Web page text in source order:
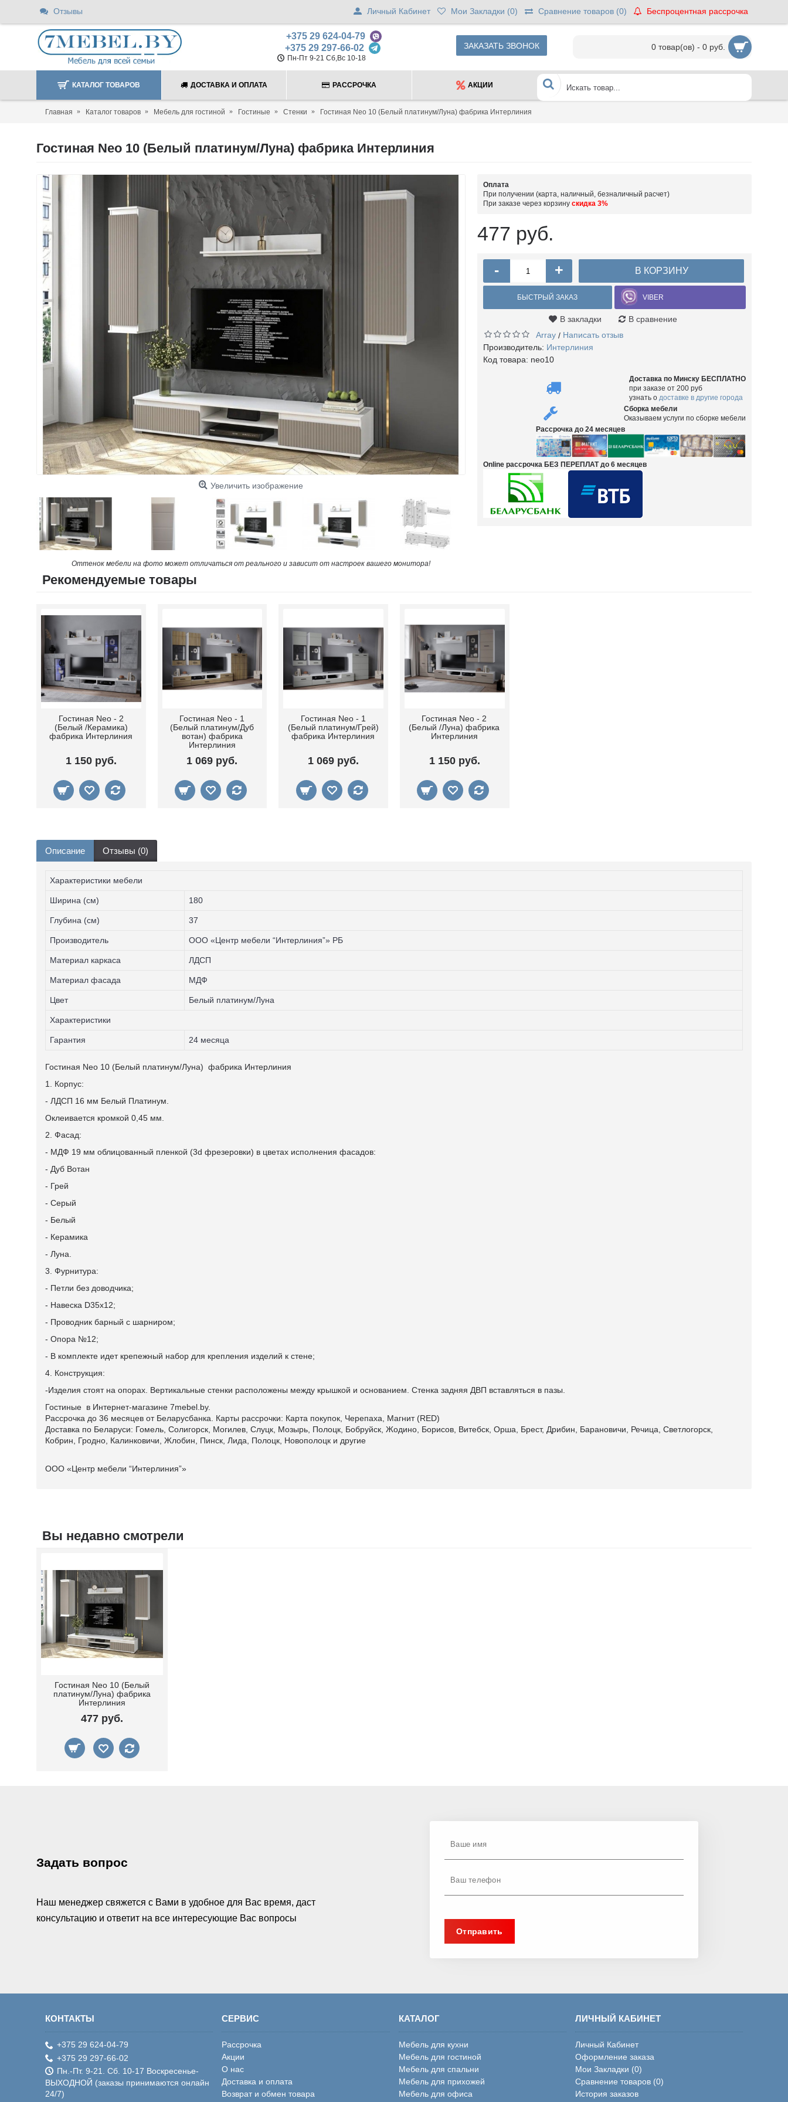
Отзывы Личный Кабинет Мои Закладки (0) Сравнение товаров (0) Беспроцентная рассрочка
+375 29 624-04-79
+375 29 297-66-02
Пн-Пт 9-21 Сб,Вс 10-18
ЗАКАЗАТЬ ЗВОНОК 0 товар(ов) - 0 руб.
КАТАЛОГ ТОВАРОВ ДОСТАВКА И ОПЛАТА РАССРОЧКА АКЦИИ
Главная Каталог товаров Мебель для гостиной Гостиные Стенки Гостиная Neo 10 (Белый платинум/Луна) фабрика Интерлиния
Гостиная Neo 10 (Белый платинум/Луна) фабрика Интерлиния
Увеличить изображение
Оттенок мебели на фото может отличаться от реального и зависит от настроек вашего монитора!
Оплата
При получении (карта, наличный, безналичный расчет)
При заказе через корзину скидка 3%
477 руб.
- + В КОРЗИНУ
БЫСТРЫЙ ЗАКАЗ VIBER
В закладки
В сравнение
Array / Написать отзыв
Производитель: Интерлиния
Код товара: neo10
Доставка по Минску БЕСПЛАТНО
при заказе от 200 руб
узнать о доставке в другие города
Сборка мебели
Оказываем услуги по сборке мебели
Рассрочка до 24 месяцев
Online рассрочка БЕЗ ПЕРЕПЛАТ до 6 месяцев
Рекомендуемые товары
Гостиная Neo - 2
(Белый /Керамика)
фабрика Интерлиния
1 150 руб.
Гостиная Neo - 1
(Белый платинум/Дуб
вотан) фабрика
Интерлиния
1 069 руб.
Гостиная Neo - 1
(Белый платинум/Грей)
фабрика Интерлиния
1 069 руб.
Гостиная Neo - 2
(Белый /Луна) фабрика
Интерлиния
1 150 руб.
Описание Отзывы (0)
Характеристики мебели
Ширина (см) 180
Глубина (см) 37
Производитель ООО «Центр мебели “Интерлиния”» РБ
Материал каркаса ЛДСП
Материал фасада МДФ
Цвет Белый платинум/Луна
Характеристики
Гарантия 24 месяца
Гостиная Neo 10 (Белый платинум/Луна) фабрика Интерлиния
1. Корпус:
- ЛДСП 16 мм Белый Платинум.
Оклеивается кромкой 0,45 мм.
2. Фасад:
- МДФ 19 мм облицованный пленкой (3d фрезеровки) в цветах исполнения фасадов:
- Дуб Вотан
- Грей
- Серый
- Белый
- Керамика
- Луна.
3. Фурнитура:
- Петли без доводчика;
- Навеска D35x12;
- Проводник барный с шарниром;
- Опора №12;
- В комплекте идет крепежный набор для крепления изделий к стене;
4. Конструкция:
-Изделия стоят на опорах. Вертикальные стенки расположены между крышкой и основанием. Стенка задняя ДВП вставляться в пазы.
Гостиные в Интернет-магазине 7mebel.by.
Рассрочка до 36 месяцев от Беларусбанка. Карты рассрочки: Карта покупок, Черепаха, Магнит (RED)
Доставка по Беларуси: Гомель, Солигорск, Могилев, Слуцк, Мозырь, Полоцк, Бобруйск, Жодино, Борисов, Витебск, Орша, Брест, Дрибин, Барановичи, Речица, Светлогорск,
Кобрин, Гродно, Калинковичи, Жлобин, Пинск, Лида, Полоцк, Новополоцк и другие
ООО «Центр мебели “Интерлиния”»
Вы недавно смотрели
Гостиная Neo 10 (Белый
платинум/Луна) фабрика
Интерлиния
477 руб.
Задать вопрос
Наш менеджер свяжется с Вами в удобное для Вас время, даст
консультацию и ответит на все интересующие Вас вопросы
КОНТАКТЫ
+375 29 624-04-79
+375 29 297-66-02
Пн.-Пт. 9-21. Сб. 10-17 Воскресенье-
ВЫХОДНОЙ (заказы принимаются онлайн
24/7)
СЕРВИС
Рассрочка
Акции
О нас
Доставка и оплата
Возврат и обмен товара
КАТАЛОГ
Мебель для кухни
Мебель для гостиной
Мебель для спальни
Мебель для прихожей
Мебель для офиса
ЛИЧНЫЙ КАБИНЕТ
Личный Кабинет
Оформление заказа
Мои Закладки (0)
Сравнение товаров (0)
История заказов